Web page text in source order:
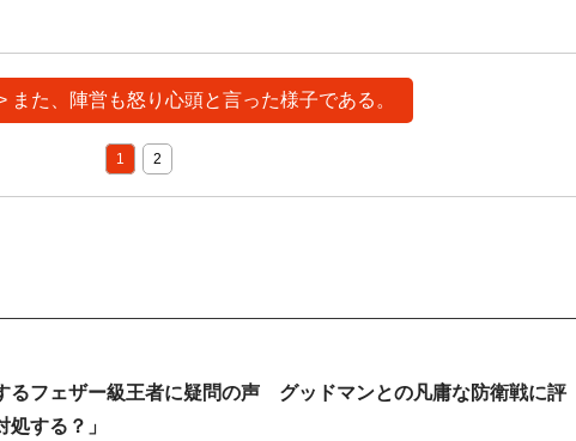
また、陣営も怒り心頭と言った様子である。
1 2
るフェザー級王者に疑問の声 グッドマンとの凡庸な防衛戦に評
する？」